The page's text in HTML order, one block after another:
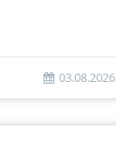
03.08.2026